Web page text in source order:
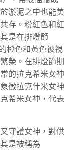
淤泥之中也能美
存。粉紅色和紅
是在排燈節
橙色和黃色被視
榮。在排燈節期
的拉克希米女神
徵拉克什米女神
希米女神，代表
守護女神，對供
是被稱為